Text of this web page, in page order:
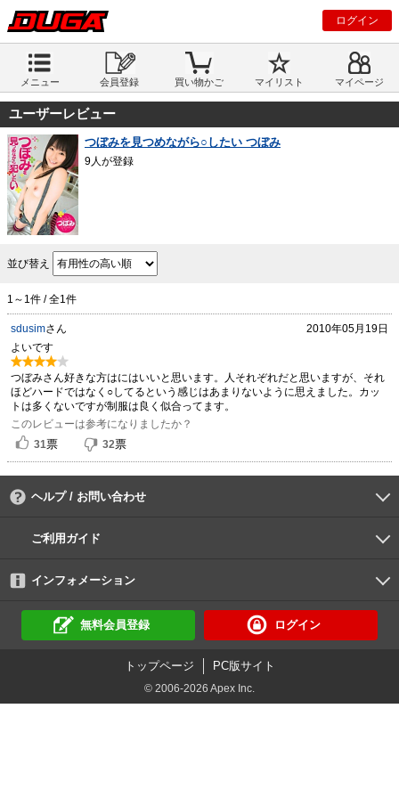
ログイン
メニュー 会員登録 買い物かご マイリスト マイページ
ユーザーレビュー
つぼみを見つめながら○したい つぼみ
9人が登録
並び替え
1～1件 / 全1件
sdusimさん
2010年05月19日
よいです
つぼみさん好きな方はにはいいと思います。人それぞれだと思いますが、それ
ほどハードではなく○してるという感じはあまりないように思えました。カッ
トは多くないですが制服は良く似合ってます。
このレビューは参考になりましたか？
31票 32票
ヘルプ / お問い合わせ
よくあるご質問
ご利用環境
お支払い方法
パスワードの再設定
サポートセンター
ご利用ガイド
初めての方へ
会員登録の手順
作品購入の手順
動画再生の手順
検索のヒント
DUGA Player
インフォメーション
DUGAからのお知らせ
デュガの歴史とあゆみ
利用規約
個人情報保護方針
特定商取引法
資金決済法
倫理基準
サイトマップ無料会員登録 ログイン
トップページ PC版サイト
© 2006-2026 Apex Inc.